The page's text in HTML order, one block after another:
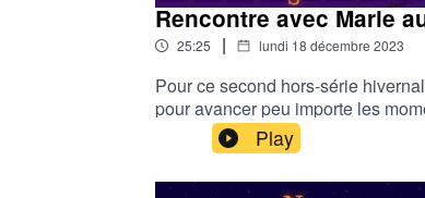
Rencontre avec Marie
25:25 | lundi 18 décembre 2023
Pour ce second hors-série
pour avancer peu importe les
comment s'améliorer ?| 📲
commentaire sur Apple
Play